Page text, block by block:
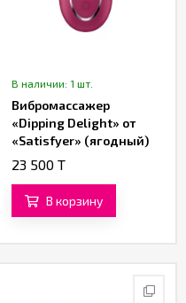
В наличии: 1 шт.
Вибромассажер
«Dipping Delight» от
«Satisfyer» (ягодный)
23 500 T
В корзину